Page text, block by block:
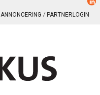
ANNONCERING PARTNERLOGIN